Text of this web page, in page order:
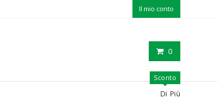
Il mio conto
0
Sconto
Di Più